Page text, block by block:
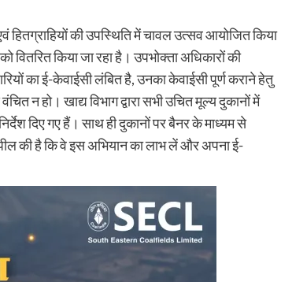
की उपस्थिति में चावल उत्सव आयोजित किया
वितरित किया जा रहा है। उपभोक्ता अधिकारों की
का ई-केवाईसी लंबित है, उनका केवाईसी पूर्ण कराने हेतु
न हो। खाद्य विभाग द्वारा सभी उचित मूल्य दुकानों में
दिए गए हैं। साथ ही दुकानों पर बैनर के माध्यम से
की है कि वे इस अभियान का लाभ लें और अपना ई-